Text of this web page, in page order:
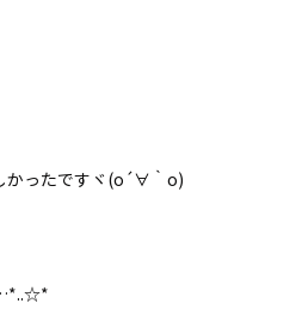
かったですヾ(o´∀｀o)